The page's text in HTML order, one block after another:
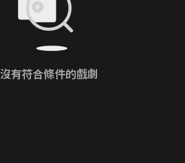
沒有符合條件的戲劇